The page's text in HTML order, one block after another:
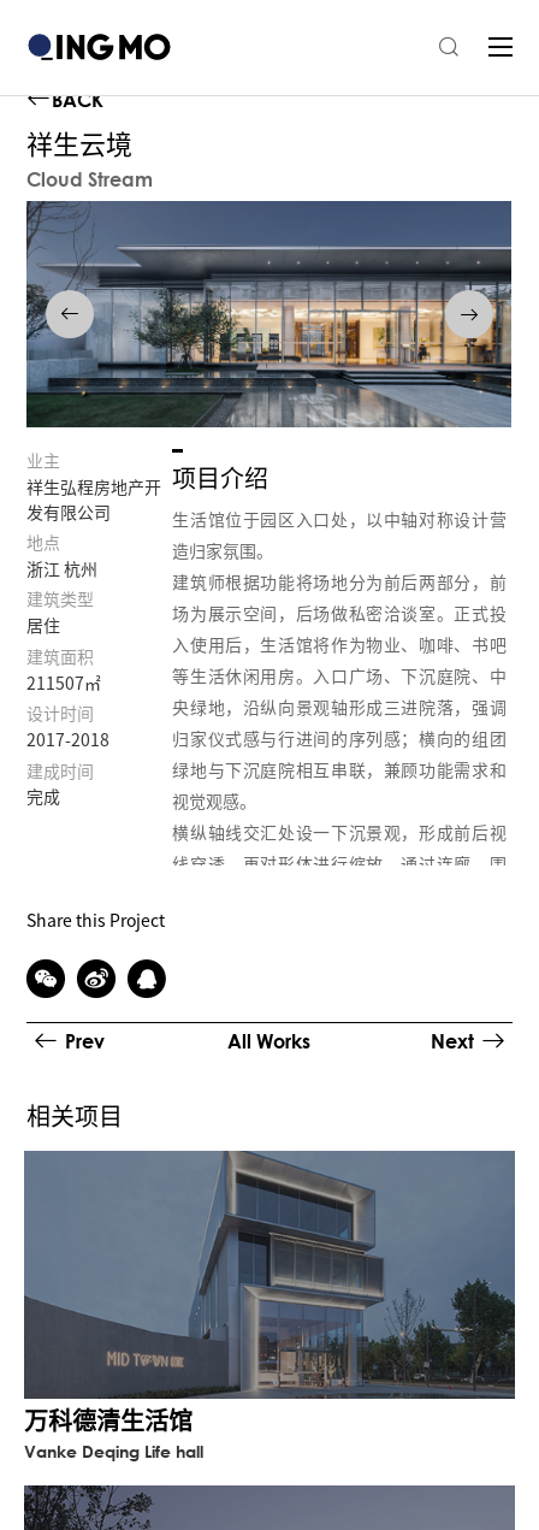
BACK
祥生云境
Cloud Stream
项目介绍
生活馆位于园区入口处，以中轴对称设计营
造归家氛围。
建筑师根据功能将场地分为前后两部分，前
场为展示空间，后场做私密洽谈室。正式投
入使用后，生活馆将作为物业、咖啡、书吧
等生活休闲用房。入口广场、下沉庭院、中
央绿地，沿纵向景观轴形成三进院落，强调
归家仪式感与行进间的序列感；横向的组团
绿地与下沉庭院相互串联，兼顾功能需求和
视觉观感。
横纵轴线交汇处设一下沉景观，形成前后视
线穿透。再对形体进行缩放，通过连廊、围
一进入园，镜水佳音，等待家人归来。二进
入园，西湖之镜，行云流水尽显东方意蕴。
体，向天空敞开，拥抱心境。这也是传统庭
院与当代设计的巧妙融合。
传统亦或是现代，或许就像祥生·云境所描绘
的，人们内心深处对于归心的渴望未曾改
变。建筑的故事伴随着光影不断延续，建筑
师在探寻建筑与自然的关系时，光影也成为
空间最重要的主角之一。
院落中的镜池以自然为中心，玻璃幕墙、不
锈钢材质、水景等都只是独特设计语境中的
元素，玻璃幕墙上的疏影或阳光，为建筑注
入了丰富的艺术细胞。在虚实体块的对比
业主
祥生弘程房地产开
发有限公司
地点
浙江 杭州
建筑类型
居住
建筑面积
211507㎡
设计时间
2017-2018
建成时间
完成
Share this Project
Prev All Works Next
相关项目
万科德清生活馆
Vanke Deqing Life hall